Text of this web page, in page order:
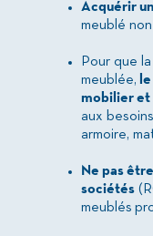
Acquérir
meublé
Pour que
meublée,
mobilier et
aux
armoire,
Ne pas
sociétés
meublés